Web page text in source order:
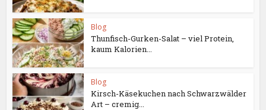
Blog
Thunfisch-Gurken-Salat – viel Protein,
kaum Kalorien...
Blog
Kirsch-Käsekuchen nach Schwarzwälder
Art – cremig...